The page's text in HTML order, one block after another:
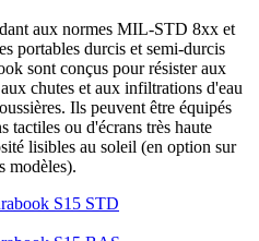
aux normes MIL-STD 8xx et
portables durcis et semi-durcis
sont conçus pour résister aux
chutes et aux infiltrations d'eau
Ils peuvent être équipés
tactiles ou d'écrans très haute
lisibles au soleil (en option sur
modèles).
S15 STD